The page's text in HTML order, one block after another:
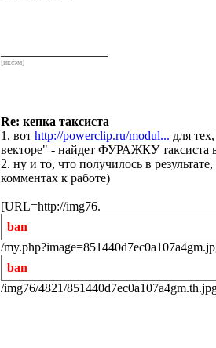
[икс́эм]
Re: кепка таксиста
1. вот http://powerclip.ru/modul... для
векторе" - найдет ФУРАЖКУ таксиста
2. ну и то, что получилось в
комментах к работе)
[URL=http://img76.
ban
/
ban
/img76/4821/